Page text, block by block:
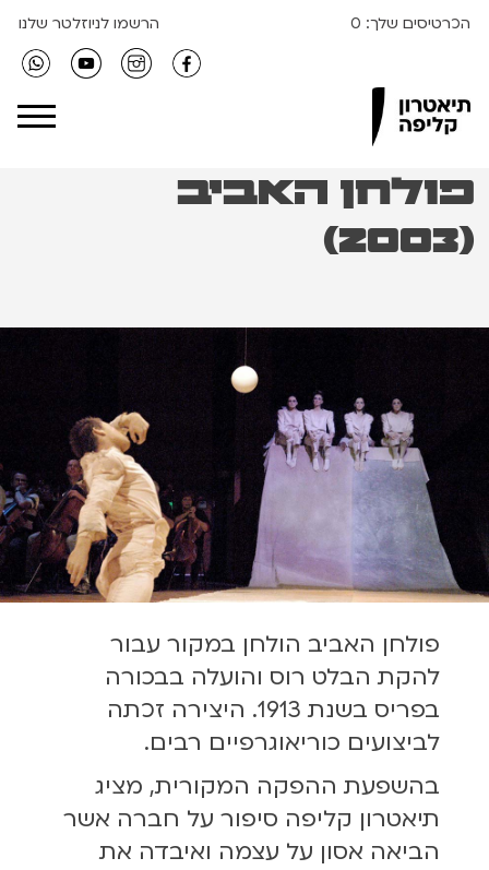
הכרטיסים שלך: 0 הרשמו לניוזלטר שלנו
Clipa Theater
פולחן האביב
(2003)
פולחן האביב הולחן במקור עבור
להקת הבלט רוס והועלה בבכורה
בפריס בשנת 1913. היצירה זכתה
לביצועים כוריאוגרפיים רבים.
בהשפעת ההפקה המקורית, מציג
תיאטרון קליפה סיפור על חברה אשר
הביאה אסון על עצמה ואיבדה את